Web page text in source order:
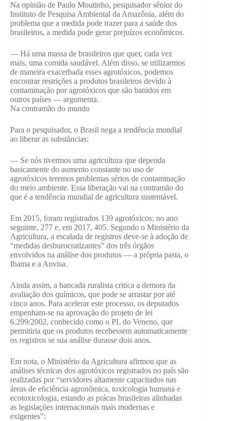
Na opinião de Paulo Moutinho, pesquisador sênior do
Instituto de Pesquisa Ambiental da Amazônia, além do
problema que a medida pode trazer para a saúde dos
brasileiros, a medida pode gerar prejuízos econômicos.
— Há uma massa de brasileiros que quer, cada vez
mais, uma comida saudável. Além disso, se utilizarmos
de maneira exacerbada esses agrotóxicos, podemos
encontrar restrições a produtos brasileiros devido à
contaminação por agrotóxicos que são banidos em
outros países — argumenta.
Na contramão do mundo
Para o pesquisador, o Brasil nega a tendência mundial
ao liberar as substâncias:
— Se nós tivermos uma agricultura que dependa
basicamente do aumento constante no uso de
agrotóxicos teremos problemas sérios de contaminação
do meio ambiente. Essa liberação vai na contramão do
que é a tendência mundial de agricultura sustentável.
Em 2015, foram registrados 139 agrotóxicos; no ano
seguinte, 277 e, em 2017, 405. Segundo o Ministério da
Agricultura, a escalada de registros deve-se à adoção de
“medidas desburocratizantes” dos três órgãos
envolvidos na análise dos produtos — a própria pasta, o
Ibama e a Anvisa.
Ainda assim, a bancada ruralista critica a demora da
avaliação dos químicos, que pode se arrastar por até
cinco anos. Para acelerar este processo, os deputados
empenham-se na aprovação do projeto de lei
6.299/2002, conhecido como o PL do Veneno, que
permitiria que os produtos recebessem automaticamente
os registros se sua análise durasse dois anos.
Em nota, o Ministério da Agricultura afirmou que as
análises técnicas dos agrotóxicos registrados no país são
realizadas por “servidores altamente capacitados nas
áreas de eﬁciência agronômica, toxicologia humana e
ecotoxicologia, estando as prácas brasileiras alinhadas
as legislações internacionais mais modernas e
exigentes”: